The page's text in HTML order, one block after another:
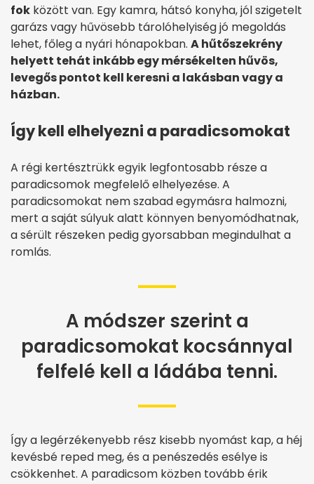
fok között van. Egy kamra, hátsó konyha, jól szigetelt
garázs vagy hűvösebb tárolóhelyiség jó megoldás
lehet, főleg a nyári hónapokban. A hűtőszekrény
helyett tehát inkább egy mérsékelten hűvös,
levegős pontot kell keresni a lakásban vagy a
házban.
Így kell elhelyezni a paradicsomokat
A régi kertésztrükk egyik legfontosabb része a
paradicsomok megfelelő elhelyezése. A
paradicsomokat nem szabad egymásra halmozni,
mert a saját súlyuk alatt könnyen benyomódhatnak,
a sérült részeken pedig gyorsabban megindulhat a
romlás.
A módszer szerint a
paradicsomokat kocsánnyal
felfelé kell a ládába tenni.
Így a legérzékenyebb rész kisebb nyomást kap, a héj
kevésbé reped meg, és a penészedés esélye is
csökkenhet. A paradicsom közben tovább érik